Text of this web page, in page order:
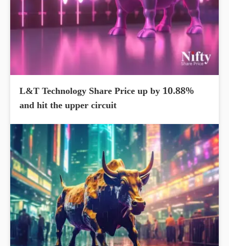
L&T Technology Share Price up by 10.88%
and hit the upper circuit